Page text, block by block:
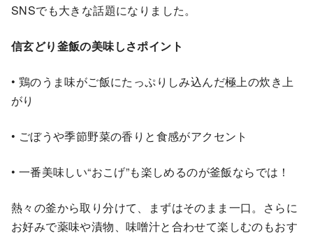
SNSでも大きな話題になりました。
信玄どり釜飯の美味しさポイント
• 鶏のうま味がご飯にたっぷりしみ込んだ極上の炊き上
がり
• ごぼうや季節野菜の香りと食感がアクセント
• 一番美味しい“おこげ”も楽しめるのが釜飯ならでは！
熱々の釜から取り分けて、まずはそのまま一口。さらに
お好みで薬味や漬物、味噌汁と合わせて楽しむのもおす